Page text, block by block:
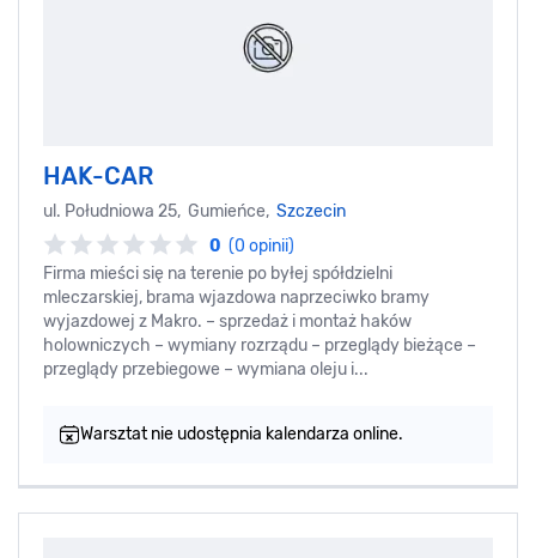
HAK-CAR
ul. Południowa 25, Gumieńce, Szczecin
0 (0 opinii)
Firma mieści się na terenie po byłej spółdzielni
mleczarskiej, brama wjazdowa naprzeciwko bramy
wyjazdowej z Makro. – sprzedaż i montaż haków
holowniczych – wymiany rozrządu – przeglądy bieżące –
przeglądy przebiegowe – wymiana oleju i...
Warsztat nie udostępnia kalendarza online.